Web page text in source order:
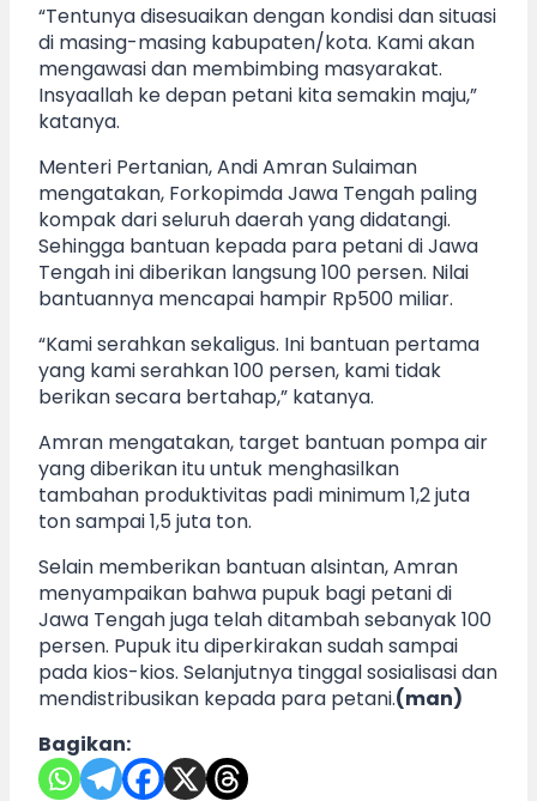
“Tentunya disesuaikan dengan kondisi dan situasi
di masing-masing kabupaten/kota. Kami akan
mengawasi dan membimbing masyarakat.
Insyaallah ke depan petani kita semakin maju,”
katanya.
Menteri Pertanian, Andi Amran Sulaiman
mengatakan, Forkopimda Jawa Tengah paling
kompak dari seluruh daerah yang didatangi.
Sehingga bantuan kepada para petani di Jawa
Tengah ini diberikan langsung 100 persen. Nilai
bantuannya mencapai hampir Rp500 miliar.
“Kami serahkan sekaligus. Ini bantuan pertama
yang kami serahkan 100 persen, kami tidak
berikan secara bertahap,” katanya.
Amran mengatakan, target bantuan pompa air
yang diberikan itu untuk menghasilkan
tambahan produktivitas padi minimum 1,2 juta
ton sampai 1,5 juta ton.
Selain memberikan bantuan alsintan, Amran
menyampaikan bahwa pupuk bagi petani di
Jawa Tengah juga telah ditambah sebanyak 100
persen. Pupuk itu diperkirakan sudah sampai
pada kios-kios. Selanjutnya tinggal sosialisasi dan
mendistribusikan kepada para petani.(man)
Bagikan: